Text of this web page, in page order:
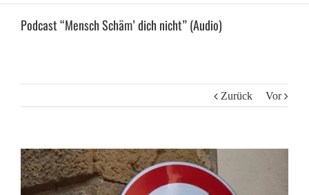
Podcast “Mensch Schäm’ dich nicht” (Audio)
Zurück Vor